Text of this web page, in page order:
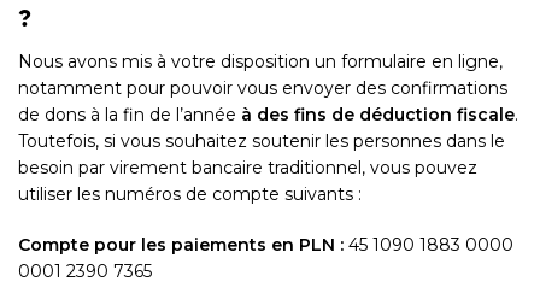
?
Nous avons mis à votre disposition un formulaire en ligne,
notamment pour pouvoir vous envoyer des confirmations
de dons à la fin de l’année à des fins de déduction fiscale.
Toutefois, si vous souhaitez soutenir les personnes dans le
besoin par virement bancaire traditionnel, vous pouvez
utiliser les numéros de compte suivants :
Compte pour les paiements en PLN : 45 1090 1883 0000
0001 2390 7365